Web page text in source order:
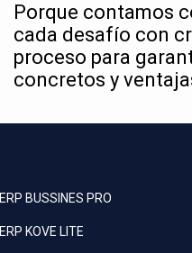
Porque contamos
cada desafío con
proceso para
concretos y
ERP BUSSINES PRO
ERP KOVE LITE